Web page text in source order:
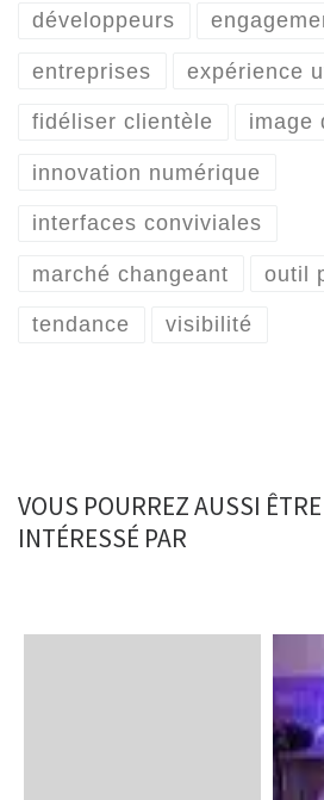
développeurs
entreprises expérience
fidéliser clientèle image
innovation numérique
interfaces conviviales
marché changeant outil
tendance visibilité
VOUS POURREZ AUSSI ÊTRE
INTÉRESSÉ PAR